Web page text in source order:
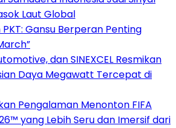
Laut Global
Gansu Berperan Penting
dan SINEXCEL Resmikan
Daya Megawatt Tercepat di
Pengalaman Menonton FIFA
yang Lebih Seru dan Imersif dari